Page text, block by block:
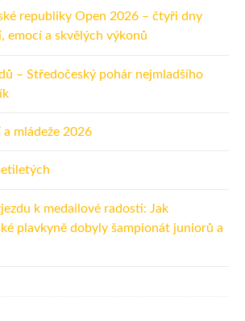
republiky Open 2026 – čtyři dny
emocí a skvělých výkonů
– Středočeský pohár nejmladšího
mládeže 2026
k medailové radosti: Jak
plavkyně dobyly šampionát juniorů a